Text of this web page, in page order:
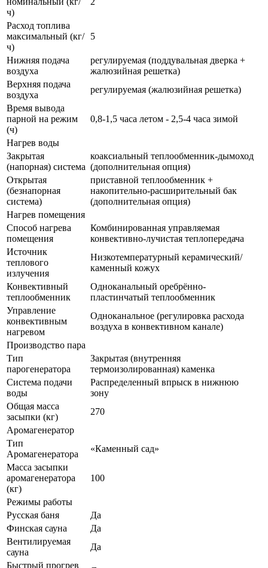
ч)
Расход топлива
максимальный (кг/
ч)
5
Нижняя подача
воздуха
регулируемая (поддувальная дверка +
жалюзийная решетка)
Верхняя подача
воздуха
регулируемая (жалюзийная решетка)
Время вывода
парной на режим
(ч)
0,8-1,5 часа летом - 2,5-4 часа зимой
Нагрев воды
Закрытая
(напорная) система
коаксиальный теплообменник-дымоход
(дополнительная опция)
Открытая
(безнапорная
система)
приставной теплообменник +
накопительно-расширительный бак
(дополнительная опция)
Нагрев помещения
Способ нагрева
помещения
Комбинированная управляемая
конвективно-лучистая теплопередача
Источник
теплового
излучения
Низкотемпературный керамический/
каменный кожух
Конвективный
теплообменник
Одноканальный оребрённо-
пластинчатый теплообменник
Управление
конвективным
нагревом
Одноканальное (регулировка расхода
воздуха в конвективном канале)
Производство пара
Тип
парогенератора
Закрытая (внутренняя
термоизолированная) каменка
Система подачи
воды
Распределенный впрыск в нижнюю
зону
Общая масса
засыпки (кг)
270
Аромагенератор
Тип
Аромагенератора
«Каменный сад»
Масса засыпки
аромагенератора
(кг)
100
Режимы работы
Русская баня
Да
Финская сауна
Да
Вентилируемая
сауна
Да
Быстрый прогрев